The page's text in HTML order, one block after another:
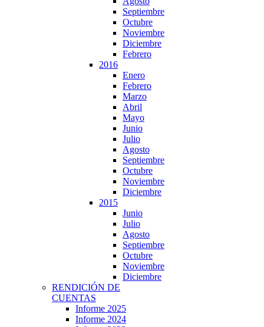
Septiembre
Octubre
Noviembre
Diciembre
Febrero
2016
Enero
Febrero
Marzo
Abril
Mayo
Junio
Julio
Agosto
Septiembre
Octubre
Noviembre
Diciembre
2015
Junio
Julio
Agosto
Septiembre
Octubre
Noviembre
Diciembre
RENDICIÓN DE
CUENTAS
Informe 2025
Informe 2024